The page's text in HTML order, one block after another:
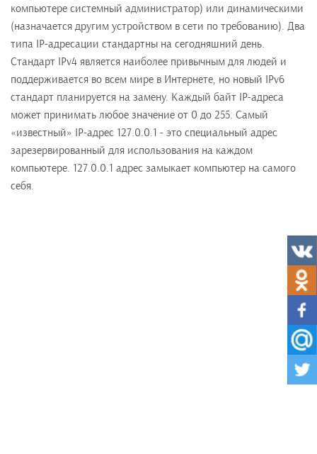
компьютере системный администратор) или динамическими
(назначается другим устройством в сети по требованию). Два
типа IP-адресации стандартны на сегодняшний день.
Стандарт IPv4 является наиболее привычным для людей и
поддерживается во всем мире в Интернете, но новый IPv6
стандарт планируется на замену. Каждый байт IP-адреса
может принимать любое значение от 0 до 255. Самый
«известный» IP-адрес 127.0.0.1 - это специальный адрес
зарезервированный для использования на каждом
компьютере. 127.0.0.1 адрес замыкает компьютер на самого
себя.